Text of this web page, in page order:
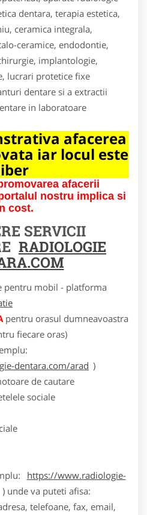
dentara, terapia estetica,
ceramica integrala,
ceramice, endodontie,
implantologie,
lucrari protetice fixe
dentare si a extractii
in laboratoare
afacerea
iar locul este
afacerii
nostru implica si
cost.
SERVICII
RADIOLOGIE
pentru mobil - platforma
pentru orasul dumneavoastra
fiecare oras)
dentara.com/arad )
de cautare
sociale
https://www.radiologie-
) unde va puteti afisa:
telefoane, fax, email,